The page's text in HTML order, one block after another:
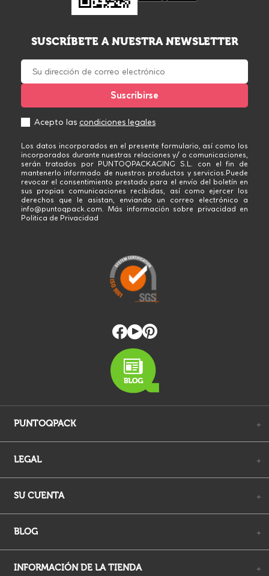
SUSCRÍBETE A NUESTRA NEWSLETTER
Acepto las condiciones legales
Los datos incorporados en el presente formulario, así como los
incorporados durante nuestras relaciones y/ o comunicaciones,
serán tratados por PUNTOQPACKAGING S.L. con el fin de
mantenerlo informado de nuestros productos y servicios.Puede
revocar el consentimiento prestado para el envío del boletín en
sus propias comunicaciones recibidas, así como ejercer los
derechos que le asistan, enviando un correo electrónico a
info@puntoqpack.com. Más información sobre privacidad en
Politica de Privacidad
PUNTOQPACK +
LEGAL +
SU CUENTA +
BLOG +
INFORMACIÓN DE LA TIENDA +